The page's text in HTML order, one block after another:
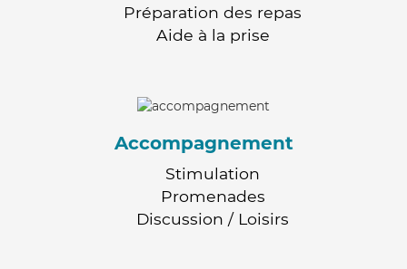
Préparation des repas
Aide à la prise
Accompagnement
Stimulation
Promenades
Discussion / Loisirs